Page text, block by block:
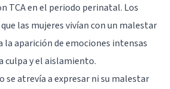
TCA en el periodo perinatal. Los
las mujeres vivían con un malestar
la aparición de emociones intensas
culpa y el aislamiento.
se atrevía a expresar ni su malestar